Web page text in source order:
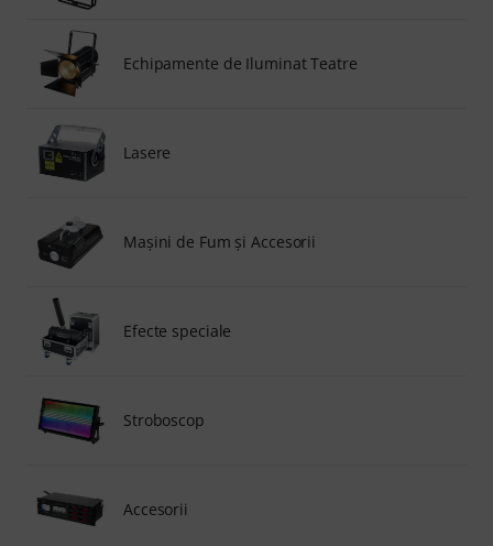
Echipamente de Iluminat Teatre
Lasere
Maşini de Fum şi Accesorii
Efecte speciale
Stroboscop
Accesorii